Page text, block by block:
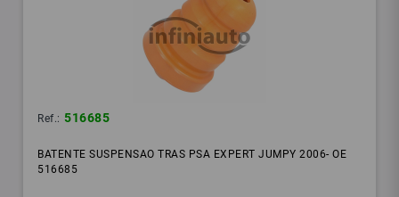
Ref.: 516685
BATENTE SUSPENSAO TRAS PSA EXPERT JUMPY 2006- OE
516685